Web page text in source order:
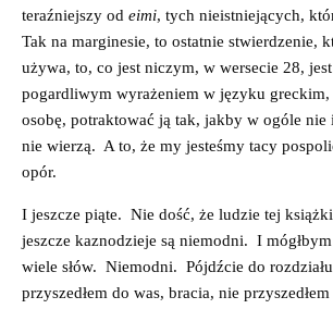
teraźniejszy od eimi, tych nieistniejących,
Tak na marginesie, to ostatnie stwierdzenie,
używa, to, co jest niczym, w wersecie 28,
pogardliwym wyrażeniem w języku
osobę, potraktować ją tak, jakby w ogóle nie
nie wierzą. A to, że my jesteśmy tacy
opór.
I jeszcze piąte. Nie dość, że ludzie tej
jeszcze kaznodzieje są niemodni. I
wiele słów. Niemodni. Pójdźcie do
przyszedłem do was, bracia, nie